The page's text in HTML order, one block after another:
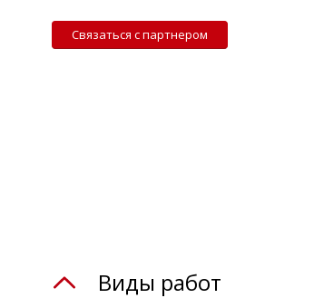
Связаться с партнером
Виды работ